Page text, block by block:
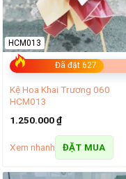
Đã đặt 627
HCM013
Kệ Hoa Khai Trương 060
HCM013
1.250.000₫
Xem nhanh ĐẶT MUA